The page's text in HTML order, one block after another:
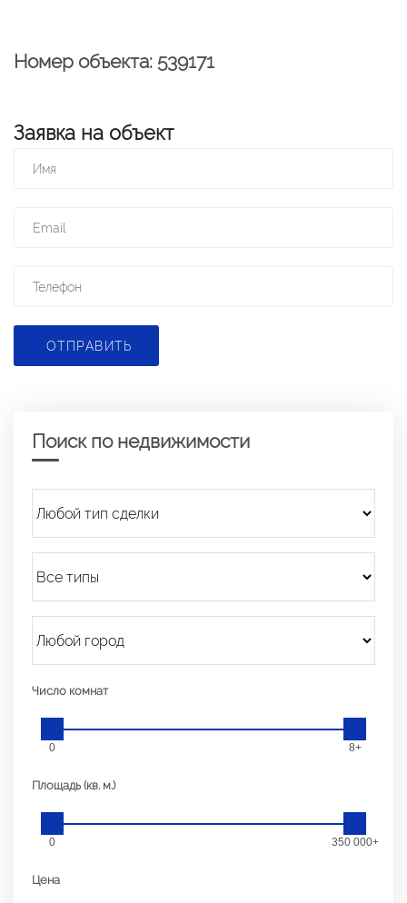
Номер объекта: 539171
Заявка на объект
ОТПРАВИТЬ
Поиск по недвижимости
Число комнат
0 8+
Площадь (кв. м.)
0 350 000+
Цена